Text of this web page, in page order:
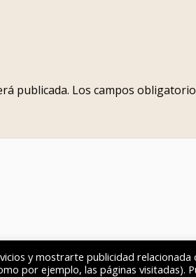
publicada. Los campos
y mostrarte publicidad relacionada
por ejemplo, las páginas visitadas).